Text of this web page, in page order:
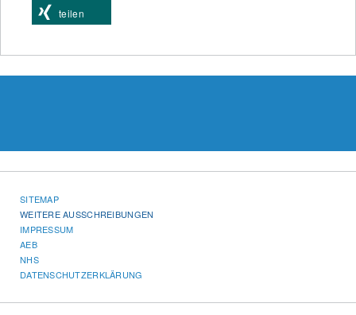
teilen
SITEMAP
WEITERE AUSSCHREIBUNGEN
IMPRESSUM
AEB
NHS
DATENSCHUTZERKLÄRUNG